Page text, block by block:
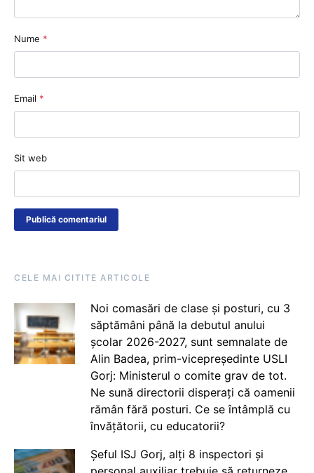
Nume *
Email *
Sit web
CELE MAI CITITE ARTICOLE
Noi comasări de clase și posturi, cu 3
săptămâni până la debutul anului
școlar 2026-2027, sunt semnalate de
Alin Badea, prim-vicepreședinte USLI
Gorj: Ministerul o comite grav de tot.
Ne sună directorii disperați că oamenii
rămân fără posturi. Ce se întâmplă cu
învățătorii, cu educatorii?
Șeful ISJ Gorj, alți 8 inspectori și